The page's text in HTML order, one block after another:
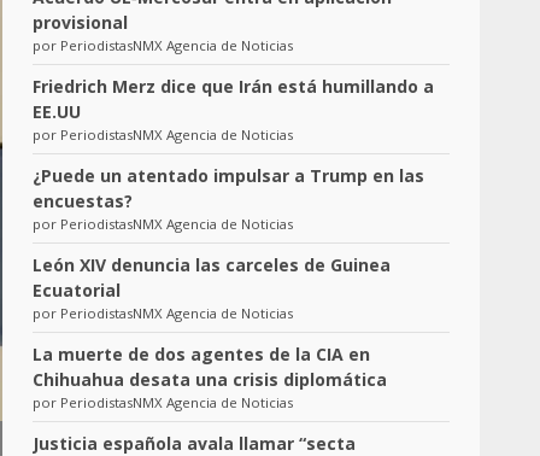
provisional
por PeriodistasNMX Agencia de Noticias
Friedrich Merz dice que Irán está humillando a
EE.UU
por PeriodistasNMX Agencia de Noticias
¿Puede un atentado impulsar a Trump en las
encuestas?
por PeriodistasNMX Agencia de Noticias
León XIV denuncia las carceles de Guinea
Ecuatorial
por PeriodistasNMX Agencia de Noticias
La muerte de dos agentes de la CIA en
Chihuahua desata una crisis diplomática
por PeriodistasNMX Agencia de Noticias
Justicia española avala llamar “secta